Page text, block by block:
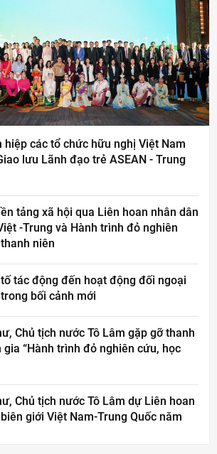
hiệp các tổ chức hữu nghị Việt Nam
lưu Lãnh đạo trẻ ASEAN - Trung
tảng xã hội qua Liên hoan nhân dân
-Trung và Hành trình đỏ nghiên
niên
tác động đến hoạt động đối ngoại
bối cảnh mới
Chủ tịch nước Tô Lâm gặp gỡ thanh
gia “Hành trình đỏ nghiên cứu, học
Chủ tịch nước Tô Lâm dự Liên hoan
giới Việt Nam-Trung Quốc năm